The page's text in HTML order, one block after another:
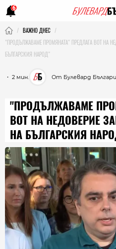
6
ВАЖНО ДНЕС
"ПРОДЪЛЖАВАМЕ ПРОМЯНАТА" ПРЕДЛАГА ВОТ НА
БЪЛГАРСКИЯ НАРОД"
・ 2 мин. От Булевард
"ПРОДЪЛЖАВАМЕ
ВОТ НА НЕДОВЕРИЕ
НА БЪЛГАРСКИЯ